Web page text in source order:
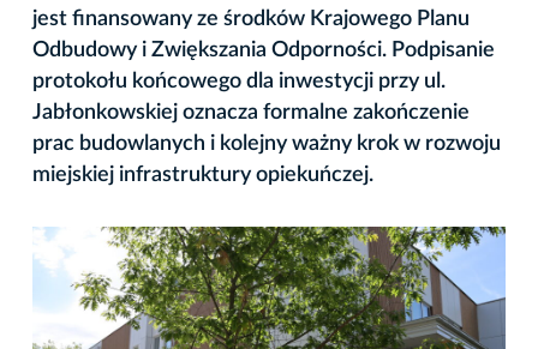
jest finansowany ze środków Krajowego Planu
Odbudowy i Zwiększania Odporności. Podpisanie
protokołu końcowego dla inwestycji przy ul.
Jabłonkowskiej oznacza formalne zakończenie
prac budowlanych i kolejny ważny krok w rozwoju
miejskiej infrastruktury opiekuńczej.